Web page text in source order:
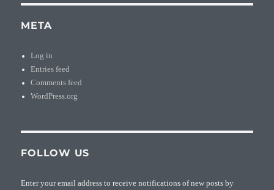
META
Log in
Entries feed
Comments feed
WordPress.org
FOLLOW US
Enter your email address to receive notifications of new posts by